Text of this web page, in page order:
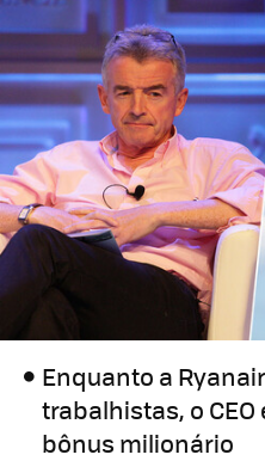
Enquanto a
trabalhistas, o
bônus milionário